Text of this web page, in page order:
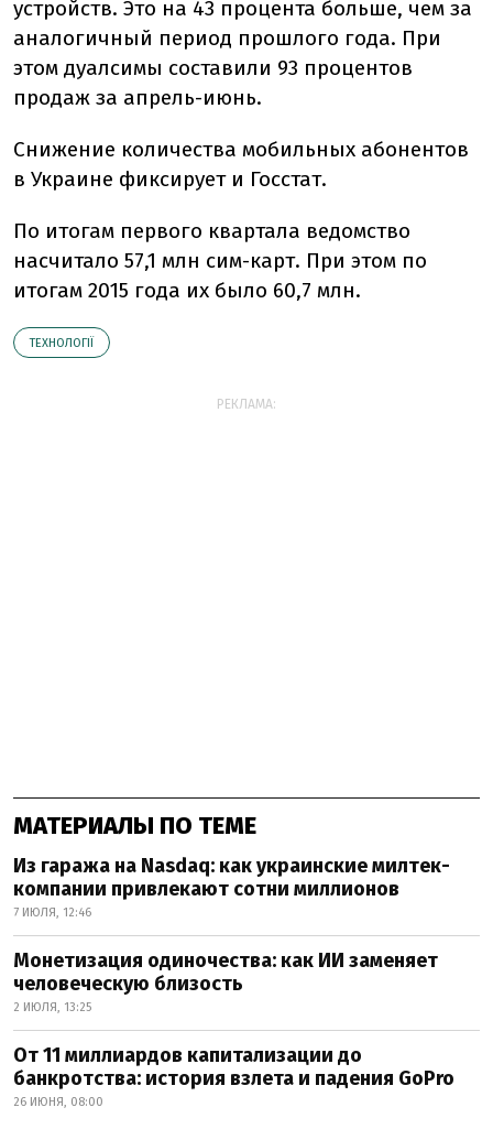
устройств. Это на 43 процента больше, чем за
аналогичный период прошлого года. При
этом дуалсимы составили 93 процентов
продаж за апрель-июнь.
Снижение количества мобильных абонентов
в Украине фиксирует и Госстат.
По итогам первого квартала ведомство
насчитало 57,1 млн сим-карт. При этом по
итогам 2015 года их было 60,7 млн.
ТЕХНОЛОГІЇ
РЕКЛАМА:
МАТЕРИАЛЫ ПО ТЕМЕ
Из гаража на Nasdaq: как украинские милтек-
компании привлекают сотни миллионов
7 ИЮЛЯ, 12:46
Монетизация одиночества: как ИИ заменяет
человеческую близость
2 ИЮЛЯ, 13:25
От 11 миллиардов капитализации до
банкротства: история взлета и падения GoPro
26 ИЮНЯ, 08:00